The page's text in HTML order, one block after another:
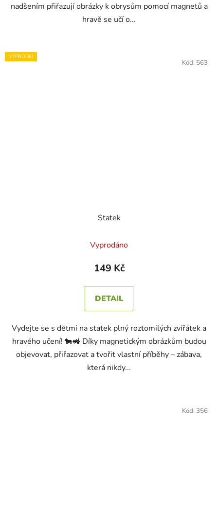
nadšením přiřazují obrázky k obrysům pomocí magnetů a
hravě se učí o...
VÝPRODEJ
Statek
Vyprodáno
149 Kč
DETAIL
Vydejte se s dětmi na statek plný roztomilých zvířátek a
hravého učení! 🐄🚜 Díky magnetickým obrázkům budou
objevovat, přiřazovat a tvořit vlastní příběhy – zábava,
která nikdy...
Kód: 563
Kód: 356